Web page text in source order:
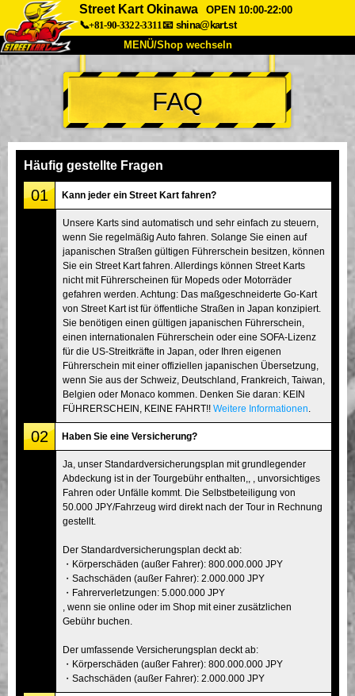
Street Kart Okinawa
OPEN 10:00-22:00
📞+81-90-3322-3311📧 shina@kart.st
MENÜ/Shop wechseln
START
Über uns Spezifikationen Preise
Bewertungen
Unternehmen
Tokio Shinagawa Tokio Akihabara#1
Tokio Akihabara#2 Tokio Shibuya
Tokio Shibuya Annex Tokio Bucht
Tokio Asakusa Osaka
Okinawa
FAQ
Häufig gestellte Fragen
01 Kann jeder ein Street Kart fahren?
Unsere Karts sind automatisch und sehr einfach zu steuern,
wenn Sie regelmäßig Auto fahren. Solange Sie einen auf
japanischen Straßen gültigen Führerschein besitzen, können
Sie ein Street Kart fahren. Allerdings können Street Karts
nicht mit Führerscheinen für Mopeds oder Motorräder
gefahren werden. Achtung: Das maßgeschneiderte Go-Kart
von Street Kart ist für öffentliche Straßen in Japan konzipiert.
Sie benötigen einen gültigen japanischen Führerschein,
einen internationalen Führerschein oder eine SOFA-Lizenz
für die US-Streitkräfte in Japan, oder Ihren eigenen
Führerschein mit einer offiziellen japanischen Übersetzung,
wenn Sie aus der Schweiz, Deutschland, Frankreich, Taiwan,
Belgien oder Monaco kommen. Denken Sie daran: KEIN
FÜHRERSCHEIN, KEINE FAHRT!! Weitere Informationen
02 Haben Sie eine Versicherung?
Ja, unser Standardversicherungsplan mit grundlegender
Abdeckung ist in der Tourgebühr enthalten,, , unvorsichtiges
Fahren oder Unfälle kommt. Die Selbstbeteiligung von
50.000 JPY/Fahrzeug wird direkt nach der Tour in Rechnung
gestellt.
Der Standardversicherungsplan deckt ab:
・Körperschäden (außer Fahrer): 800.000.000 JPY
・Sachschäden (außer Fahrer): 2.000.000 JPY
・Fahrerverletzungen: 5.000.000 JPY
, wenn sie online oder im Shop mit einer zusätzlichen
Gebühr buchen.
Der umfassende Versicherungsplan deckt ab:
・Körperschäden (außer Fahrer): 800.000.000 JPY
・Sachschäden (außer Fahrer): 2.000.000 JPY